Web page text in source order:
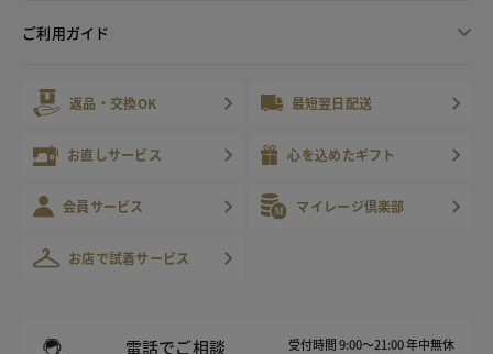
ご利用ガイド
返品・交換OK 最短翌日配送
お直しサービス 心を込めたギフト
会員サービス マイレージ倶楽部
お店で試着サービス
電話でご相談 受付時間 9:00～21:00 年中無休